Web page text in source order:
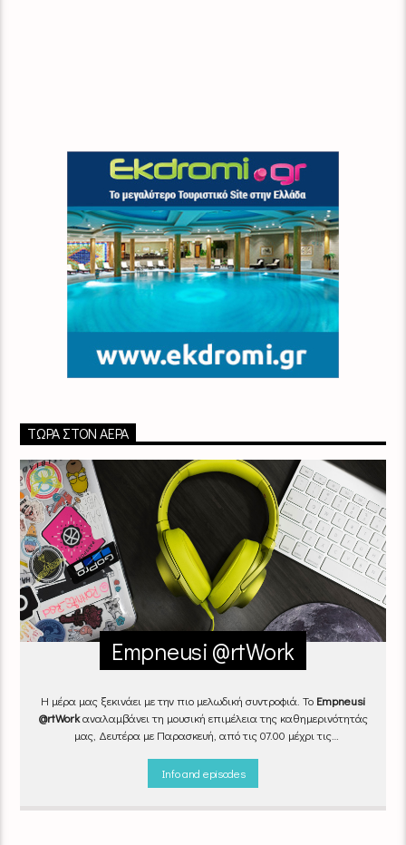
ΤΏΡΑ ΣΤΟΝ ΑΈΡΑ
Empneusi @rtWork
Η μέρα μας ξεκινάει με την πιο μελωδική συντροφιά. Το Empneusi
@rtWorkαναλαμβάνει τη μουσική επιμέλεια της καθημερινότητάς
μας, Δευτέρα με Παρασκευή, από τις 07.00 μέχρι τις
εναλλάσσονται αρμονικά, θυμίζοντάς μας πως δουλειά και
Καθημερινά(Δευτέρα-Παρασκευή)
Info and episodes